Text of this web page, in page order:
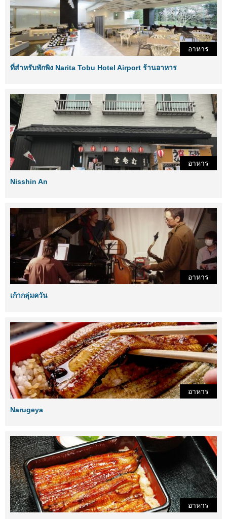
อาหาร
ที่สำหรับพักพิง Narita Tobu Hotel Airport ร้านอาหาร
อาหาร
Nisshin An
อาหาร
เก้ากลุ่มควัน
อาหาร
Narugeya
อาหาร